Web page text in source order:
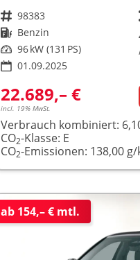
Fahrzeugnr. 98383
Kraftstoff Benzin
Leistung 96 kW (131 PS)
01.09.2025
22.689,– €
incl. 19% MwSt.
Verbrauch kombiniert:
CO2-Klasse: E
CO2-Emissionen: 138,00
ab 154,– € mtl.